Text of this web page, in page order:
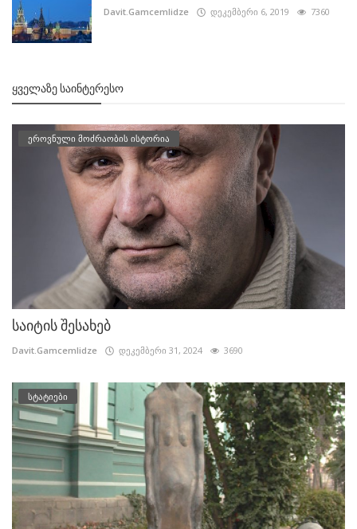
Davit.Gamcemlidze დეკემბერი 6, 2019 7360
ᲧᲕᲔᲚᲐᲖᲔ ᲡᲐᲘᲜᲢᲔᲠᲔᲡᲝ
ეროვნული მოძრაობის ისტორია
საიტის შესახებ
Davit.Gamcemlidze დეკემბერი 31, 2024 3690
სტატიები